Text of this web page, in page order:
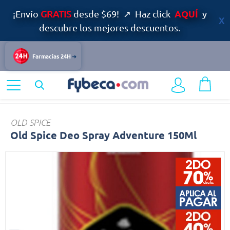
¡Envío GRATISdesde $69! ↗ Haz click AQUÍ y
descubre los mejores descuentos.
Farmacias 24H
Cuidado Personal
OLD SPICE
Old Spice Deo Spray Adventure 150Ml